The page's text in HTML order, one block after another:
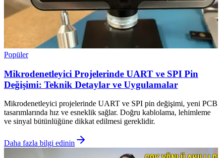
Popüler
Mikrodenetleyici Projelerinde UART ve SPI Pin
Değişimi: Teknik Detaylar ve Uygulamalar
Mikrodenetleyici projelerinde UART ve SPI pin değişimi, yeni PCB
tasarımlarında hız ve esneklik sağlar. Doğru kablolama, lehimleme
ve sinyal bütünlüğüne dikkat edilmesi gereklidir.
Daha fazla bilgi edinin